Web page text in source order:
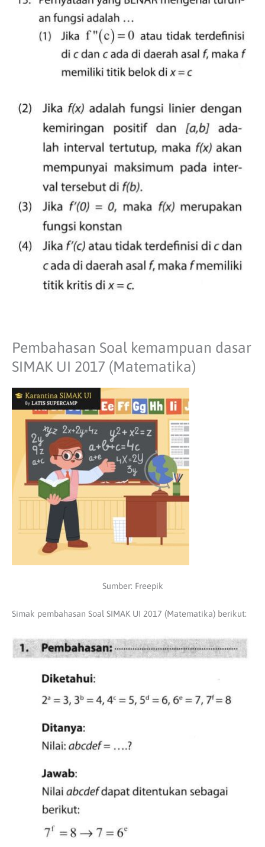
Pembahasan Soal kemampuan dasar
SIMAK UI 2017 (Matematika)
Sumber: Freepik
Simak pembahasan Soal SIMAK UI 2017 (Matematika) berikut: